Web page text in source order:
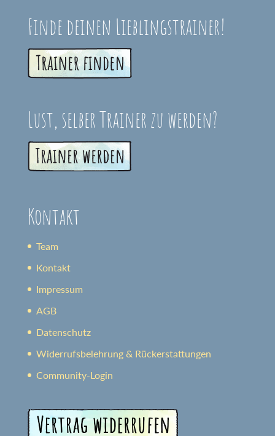
Finde deinen Lieblingstrainer!
Lust, selber Trainer zu werden?
Kontakt
Team
Kontakt
Impressum
AGB
Datenschutz
Widerrufsbelehrung & Rückerstattungen
Community-Login